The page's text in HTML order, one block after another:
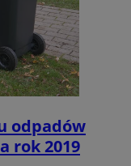
odpadów
rok 2019